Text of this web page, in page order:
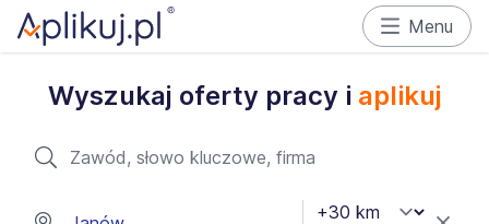
Menu
Wyszukaj oferty pracy i aplikuj